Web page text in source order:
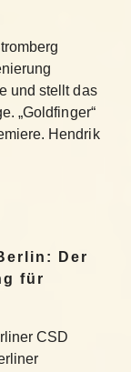
und stellt das
„Goldfinger“
Hendrik
Der
für
CSD